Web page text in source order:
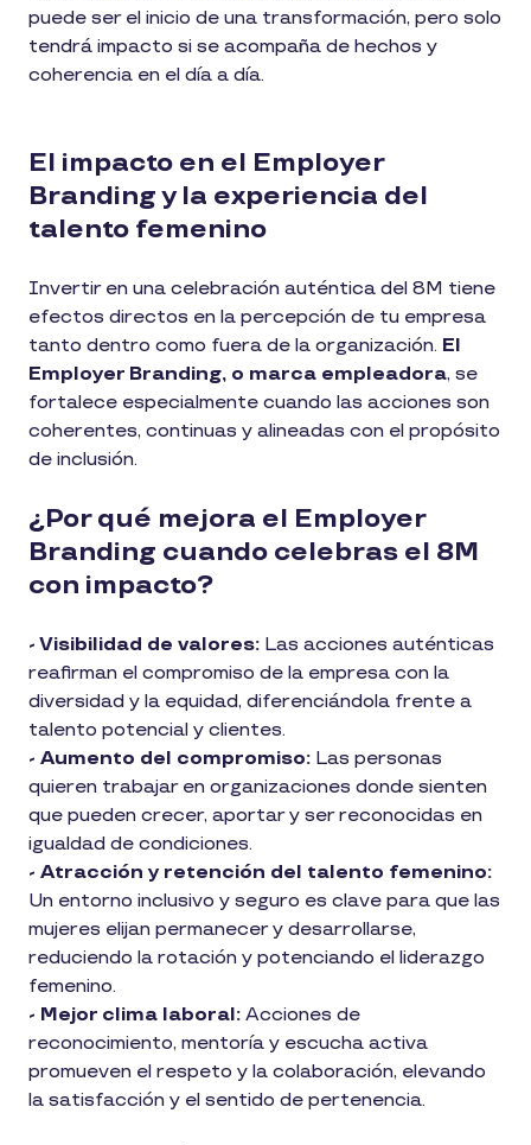
puede ser el inicio de una transformación, pero solo
tendrá impacto si se acompaña de hechos y
coherencia en el día a día.
El impacto en el Employer
Branding y la experiencia del
talento femenino
Invertir en una celebración auténtica del 8M tiene
efectos directos en la percepción de tu empresa
tanto dentro como fuera de la organización. El
Employer Branding, o marca empleadora, se
fortalece especialmente cuando las acciones son
coherentes, continuas y alineadas con el propósito
de inclusión.
¿Por qué mejora el Employer
Branding cuando celebras el 8M
con impacto?
- Visibilidad de valores: Las acciones auténticas
reafirman el compromiso de la empresa con la
diversidad y la equidad, diferenciándola frente a
talento potencial y clientes.
- Aumento del compromiso: Las personas
quieren trabajar en organizaciones donde sienten
que pueden crecer, aportar y ser reconocidas en
igualdad de condiciones.
- Atracción y retención del talento femenino:
Un entorno inclusivo y seguro es clave para que las
mujeres elijan permanecer y desarrollarse,
reduciendo la rotación y potenciando el liderazgo
femenino.
- Mejor clima laboral: Acciones de
reconocimiento, mentoría y escucha activa
promueven el respeto y la colaboración, elevando
la satisfacción y el sentido de pertenencia.